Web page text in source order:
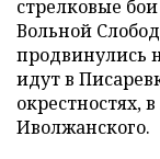
стрелковые
Вольной
продвинулись
идут в
окрестностях,
Иволжанского.